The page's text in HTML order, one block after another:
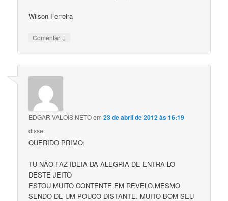
Wilson Ferreira
Comentar ↓
EDGAR VALOIS NETOem23 de abril de 2012 às 16:19
disse:
QUERIDO PRIMO:
TU NÃO FAZ IDEIA DA ALEGRIA DE ENTRA-LO
DESTE JEITO
ESTOU MUITO CONTENTE EM REVELO.MESMO
SENDO DE UM POUCO DISTANTE. MUITO BOM SEU